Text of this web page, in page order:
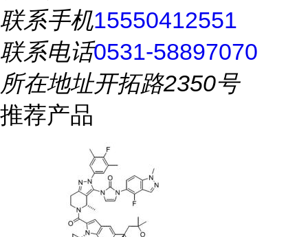
联系手机15550412551
联系电话0531-58897070
所在地址开拓路2350号
推荐产品